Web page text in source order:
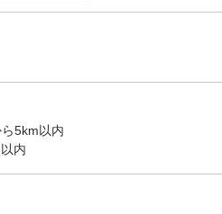
5km以内
内